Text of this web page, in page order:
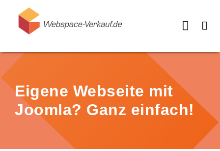
Eigene Webseite mit
Joomla? Ganz einfach!